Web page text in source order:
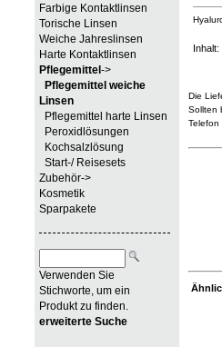
Farbige Kontaktlinsen
Torische Linsen
Weiche Jahreslinsen
Harte Kontaktlinsen
Pflegemittel->
Pflegemittel weiche
Linsen
Pflegemittel harte Linsen
Peroxidlösungen
Kochsalzlösung
Start-/ Reisesets
Zubehör->
Kosmetik
Sparpakete
Verwenden Sie
Stichworte, um ein
Produkt zu finden.
erweiterte Suche
Die
Sollten
Telefon